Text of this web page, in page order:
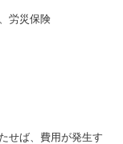
労災保険
せば、費用が発生す